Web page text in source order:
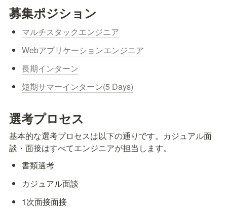
募集ポジション
マルチスタックエンジニア
Webアプリケーションエンジニア
長期インターン
短期サマーインターン(5 Days)
選考プロセス
基本的な選考プロセスは以下の通りです。カジュアル面
談・面接はすべてエンジニアが担当します。
書類選考
カジュアル面談
1次面接面接